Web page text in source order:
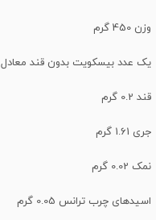
وزن 450 گرم
یک عدد بیسکویت بدون قند معادل 10 گرم
قند 0.2 گرم
جری 1.61 گرم
نمک 0.02 گرم
اسیدهای چرب ترانس 0.05 گرم